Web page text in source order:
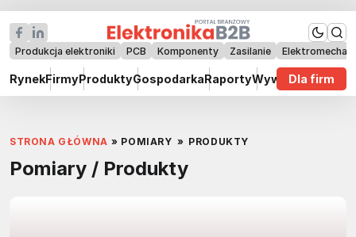
Produkcja elektroniki PCB Komponenty Zasilanie
RynekFirmyProduktyGospodarkaRaportyWywiadyDla firm
STRONA GŁÓWNA » POMIARY » PRODUKTY
Pomiary / Produkty